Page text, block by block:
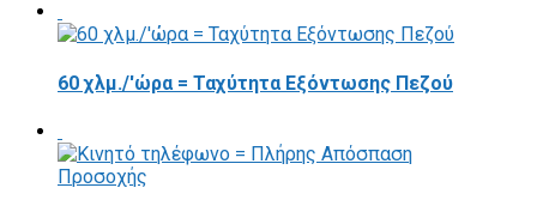
60 χλμ./'ώρα = Ταχύτητα Εξόντωσης Πεζού